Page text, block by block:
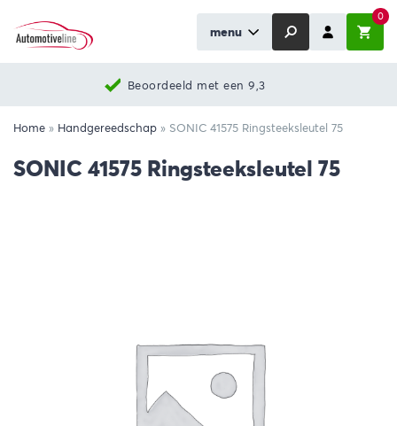
menu
0
Beoordeeld met een 9,3
Home » Handgereedschap » SONIC 41575 Ringsteeksleutel 75
SONIC 41575 Ringsteeksleutel 75